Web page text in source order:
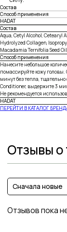
Состав
Способ применения
HADAT
Состав
Aqua, Cetyl Alcohol, Cetearyl
Hydrolyzed Collagen,
Macadamia Ternifolia Seed
Способ применения
Нанесите небольшое
помассируйте кожу
минут без тепла,
Conditioner, выдержите 3
Не рекомендуется
HADAT
ПЕРЕЙТИ В КАТАЛОГ
Отзывы о
Сначала новые
Отзывов пока